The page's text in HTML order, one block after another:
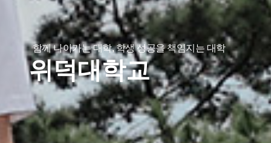
함께 나아가는 대학, 학생 성공을 책임지는 대학
위덕대학교